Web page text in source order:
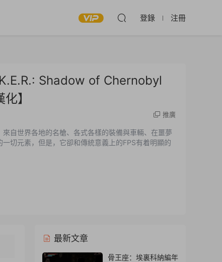
登錄 注冊
Shadow of Chernobyl
】
推廣
自世界各地的名槍、各式各樣的裝備與車輛、在噩夢
切元素，但是，它卻和傳統意義上的FPS有着明顯的
最新文章
骨王座：埃裏科納編年